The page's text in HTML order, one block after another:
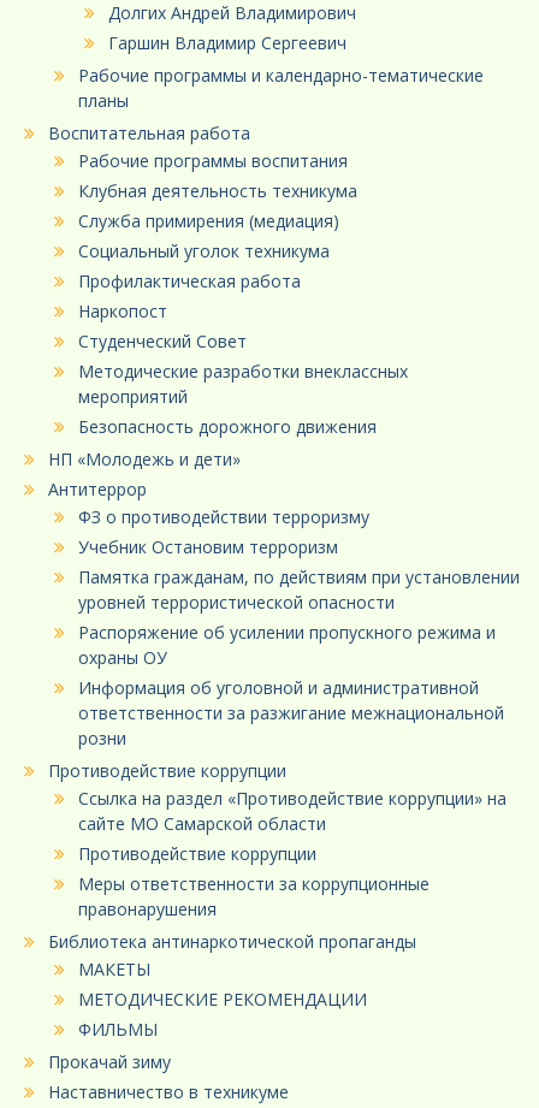
Долгих Андрей Владимирович
Гаршин Владимир Сергеевич
Рабочие программы и календарно-тематические
планы
Воспитательная работа
Рабочие программы воспитания
Клубная деятельность техникума
Служба примирения (медиация)
Социальный уголок техникума
Профилактическая работа
Наркопост
Студенческий Совет
Методические разработки внеклассных
мероприятий
Безопасность дорожного движения
НП «Молодежь и дети»
Антитеррор
ФЗ о противодействии терроризму
Учебник Остановим терроризм
Памятка гражданам, по действиям при установлении
уровней террористической опасности
Распоряжение об усилении пропускного режима и
охраны ОУ
Информация об уголовной и административной
ответственности за разжигание межнациональной
розни
Противодействие коррупции
Ссылка на раздел «Противодействие коррупции» на
сайте МО Самарской области
Противодействие коррупции
Меры ответственности за коррупционные
правонарушения
Библиотека антинаркотической пропаганды
МАКЕТЫ
МЕТОДИЧЕСКИЕ РЕКОМЕНДАЦИИ
ФИЛЬМЫ
Прокачай зиму
Наставничество в техникуме